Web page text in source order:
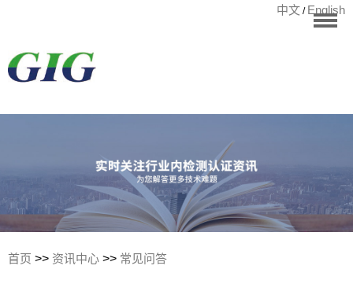
检测项目
客户案例
资讯中心
中文 / English
首页 >> 资讯中心 >> 常见问答